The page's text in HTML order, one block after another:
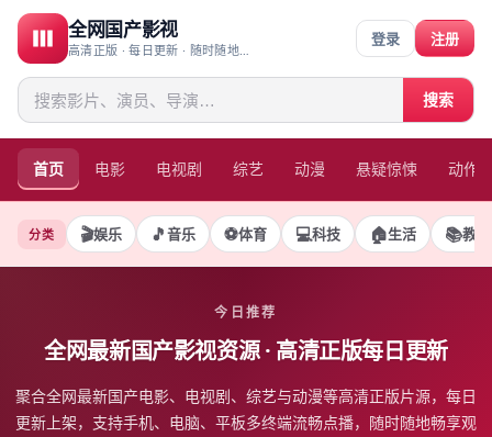
全网国产影视
高清正版 · 每日更新 · 随时随地畅享观看
搜索
登录 注册
首页 电影 电视剧 综艺 动漫 悬疑惊悚 动作
分类 🎬娱乐 🎵音乐 ⚽体育 💻科技 🏠生活 📚教育
今日推荐
全网最新国产影视资源· 高清正版每日更新
聚合全网最新国产电影、电视剧、综艺与动漫等高清正版片源，每日
更新上架，支持手机、电脑、平板多终端流畅点播，随时随地畅享观